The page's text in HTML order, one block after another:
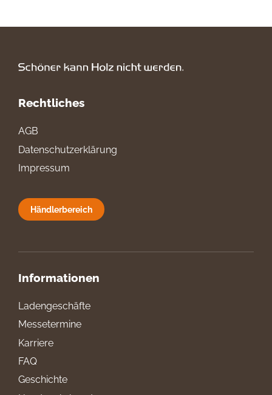
Rechtliches
AGB
Datenschutzerklärung
Impressum
Händlerbereich
Informationen
Ladengeschäfte
Messetermine
Karriere
FAQ
Geschichte